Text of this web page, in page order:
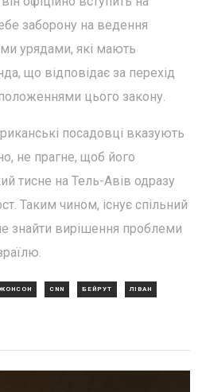
заборону на ведення
урядами, які мають
що відповідає за перехід
цього закону.
посадовці вказують
не прагне, щоб його
тисне на Тель-Авів одразу
Таким чином, існує спільний
знайти вирішення проблеми
CNN БЕЙРУТ ЛІВАН